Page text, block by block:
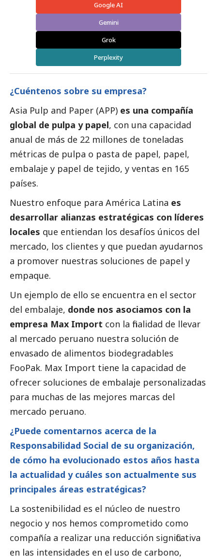
Google AI
Gemini
Grok
Perplexity
¿Cuéntenos sobre su empresa?
Asia Pulp and Paper (APP) es una compañía
global de pulpa y papel, con una capacidad
anual de más de 22 millones de toneladas
métricas de pulpa o pasta de papel, papel,
embalaje y papel de tejido, y ventas en 165
países.
Nuestro enfoque para América Latina es
desarrollar alianzas estratégicas con líderes
locales que entiendan los desafíos únicos del
mercado, los clientes y que puedan ayudarnos
a promover nuestras soluciones de papel y
empaque.
Un ejemplo de ello se encuentra en el sector
del embalaje, donde nos asociamos con la
empresa Max Import con la finalidad de llevar
al mercado peruano nuestra solución de
envasado de alimentos biodegradables
FooPak. Max Import tiene la capacidad de
ofrecer soluciones de embalaje personalizadas
para muchas de las mejores marcas del
mercado peruano.
¿Puede comentarnos acerca de la
Responsabilidad Social de su organización,
de cómo ha evolucionado estos años hasta
la actualidad y cuáles son actualmente sus
principales áreas estratégicas?
La sostenibilidad es el núcleo de nuestro
negocio y nos hemos comprometido como
compañía a realizar una reducción significativa
en las intensidades en el uso de carbono,